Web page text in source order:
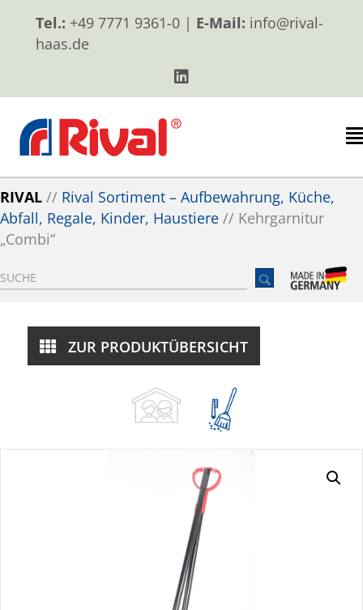
Tel.: +49 7771 9361-0 | E-Mail: info@rival-
haas.de
RIVAL // Rival Sortiment – Aufbewahrung, Küche,
Abfall, Regale, Kinder, Haustiere // Kehrgarnitur
„Combi“
ZUR PRODUKTÜBERSICHT